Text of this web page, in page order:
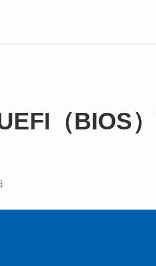
（BIOS